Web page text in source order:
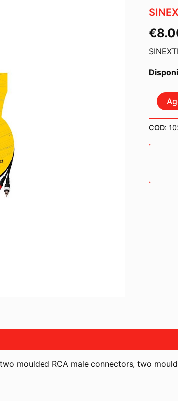
€
LC174-
1,5
CAVO
RCA
1,5
COD:
moulded RCA male connectors, two